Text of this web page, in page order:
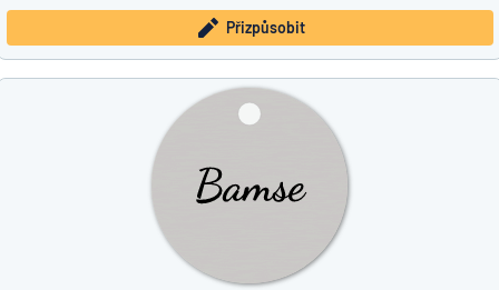
Přizpůsobit